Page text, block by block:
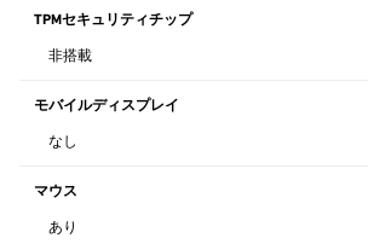
TPMセキュリティチップ
非搭載
モバイルディスプレイ
なし
マウス
あり